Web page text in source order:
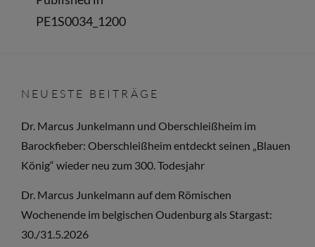
PE1S0034_1200
NEUESTE BEITRÄGE
Dr. Marcus Junkelmann und Oberschleißheim im
Barockfieber: Oberschleißheim entdeckt seinen „Blauen
König“ wieder neu zum 300. Todesjahr
Dr. Marcus Junkelmann auf dem Römischen
Wochenende im belgischen Oudenburg als Stargast:
30./31.5.2026